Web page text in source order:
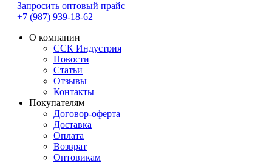
Запросить оптовый прайс
+7 (987) 939-18-62
О компании
ССК Индустрия
Новости
Статьи
Отзывы
Контакты
Покупателям
Договор-оферта
Доставка
Оплата
Возврат
Оптовикам